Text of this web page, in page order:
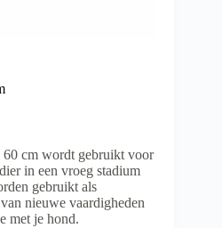
cm wordt gebruikt voor
in een vroeg stadium
gebruikt als
nieuwe vaardigheden
met je hond.